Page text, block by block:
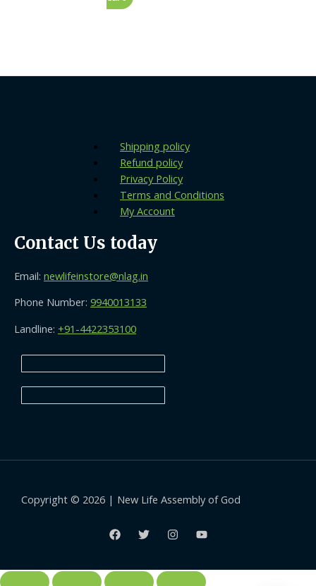
Shipping policy
Refund policy
Privacy Policy
Terms and Conditions
My Account
Contact Us today
Email: newlifeinstore@nlag.in
Phone Number: 9940013133
Landline: +91-4422353100
Copyright © 2026 | New Life Assembly of God